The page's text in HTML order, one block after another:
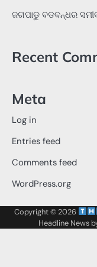
ଜଗପାଡୁ ବଡବନ୍ଧର
Recent
Meta
Log in
Entries feed
Comments feed
WordPress.org
Copyright © 2026
Headline News